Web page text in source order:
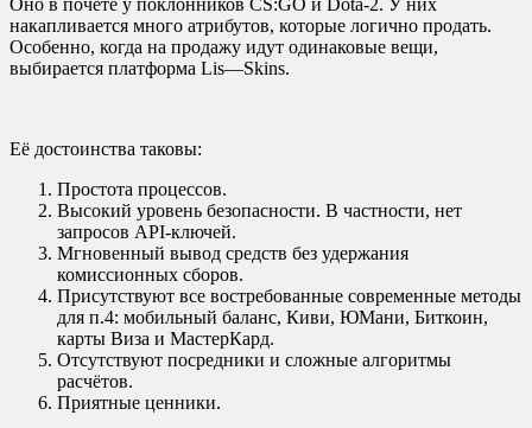
Оно в почёте у поклонников CS:GO и Dota-2. У них
накапливается много атрибутов, которые логично продать.
Особенно, когда на продажу идут одинаковые вещи,
выбирается платформа Lis—Skins.
Её достоинства таковы:
Простота процессов.
Высокий уровень безопасности. В частности, нет
запросов API-ключей.
Мгновенный вывод средств без удержания
комиссионных сборов.
Присутствуют все востребованные современные методы
для п.4: мобильный баланс, Киви, ЮМани, Биткоин,
карты Виза и МастерКард.
Отсутствуют посредники и сложные алгоритмы
расчётов.
Приятные ценники.